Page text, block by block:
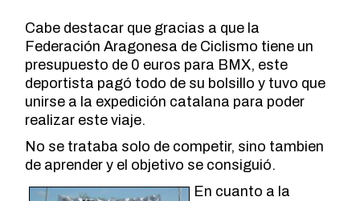
Cabe destacar que gracias a que la
Federación Aragonesa de Ciclismo tiene un
presupuesto de 0 euros para BMX, este
deportista pagó todo de su bolsillo y tuvo que
unirse a la expedición catalana para poder
realizar este viaje.
No se trataba solo de competir, sino tambien
de aprender y el objetivo se consiguió.
En cuanto a la